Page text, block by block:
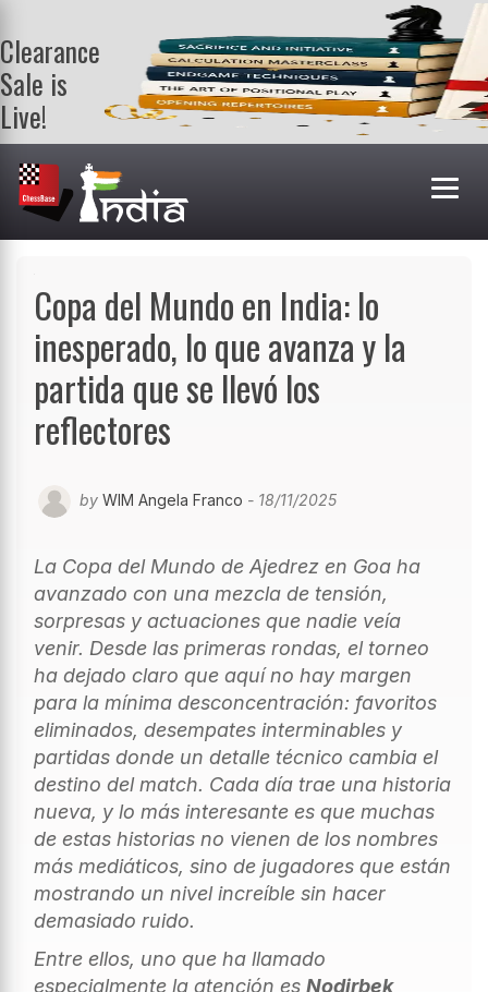
Clearance
Sale is
Live!
Get a FREE
book on
purchasing 2
or more
books. Valid
Copa del Mundo en India: lo
inesperado, lo que avanza y la
partida que se llevó los
reflectores
by WIM Angela Franco - 18/11/2025
La Copa del Mundo de Ajedrez en Goa ha
avanzado con una mezcla de tensión,
sorpresas y actuaciones que nadie veía
venir. Desde las primeras rondas, el torneo
ha dejado claro que aquí no hay margen
para la mínima desconcentración: favoritos
eliminados, desempates interminables y
partidas donde un detalle técnico cambia el
destino del match. Cada día trae una historia
nueva, y lo más interesante es que muchas
de estas historias no vienen de los nombres
más mediáticos, sino de jugadores que están
mostrando un nivel increíble sin hacer
demasiado ruido.
Entre ellos, uno que ha llamado
especialmente la atención es Nodirbek